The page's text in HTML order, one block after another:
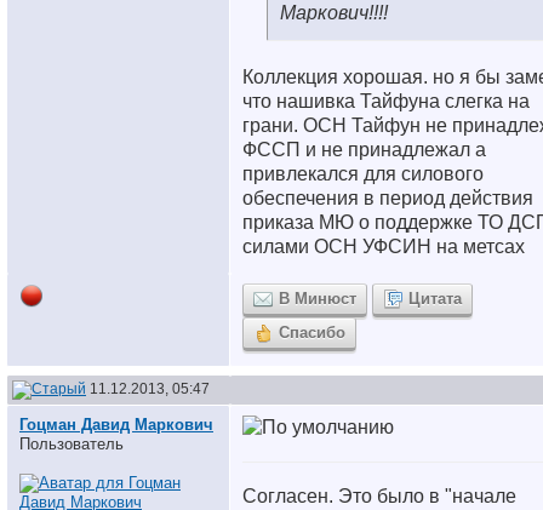
Маркович!!!!
Коллекция хорошая. но я бы
что нашивка Тайфуна слегка на
грани. ОСН Тайфун не
ФССП и не принадлежал а
привлекался для силового
обеспечения в период действия
приказа МЮ о поддержке ТО
силами ОСН УФСИН на метсах
В Минюст
Цитата
Спасибо
11.12.2013, 05:47
Гоцман Давид Маркович
Пользователь
Согласен. Это было в "начале